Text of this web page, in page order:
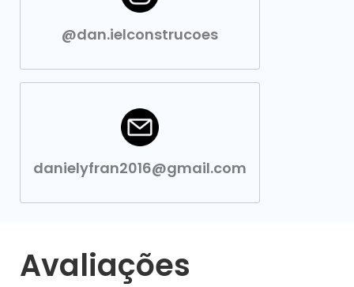
@dan.ielconstrucoes
danielyfran2016@gmail.com
Avaliações